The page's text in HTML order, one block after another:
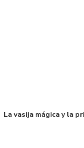
La vasija mágica y la